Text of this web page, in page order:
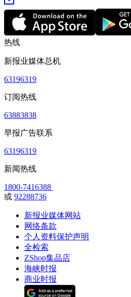
热线
新报业媒体总机
63196319
订阅热线
63883838
早报广告联系
63196319
新闻热线
1800-7416388
或 92288736
新报业媒体网站
网络条款
个人资料保护声明
全检索
ZShop集品店
海峡时报
商业时报